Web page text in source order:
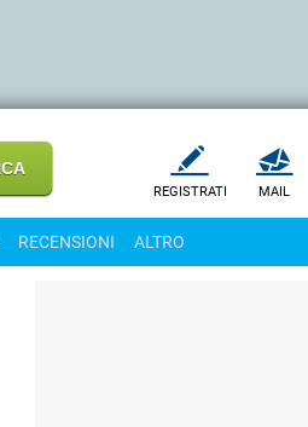
REGISTRATI MAIL
RECENSIONI ALTRO